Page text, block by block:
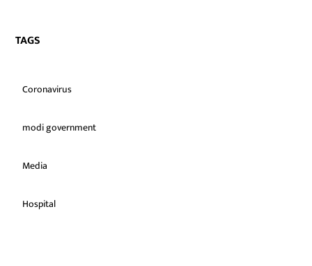
TAGS
Coronavirus
modi government
Media
Hospital